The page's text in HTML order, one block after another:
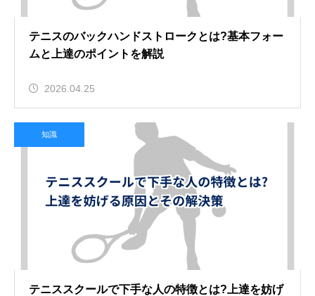
テニスのバックハンドストロークとは?基本フォー
ムと上達のポイントを解説
2026.04.25
知識
テニススクールで下手な人の特徴とは?上達を妨げ